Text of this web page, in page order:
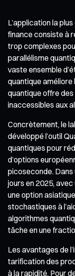
L’application la
finance consiste à
trop complexes
parallélisme
vaste ensemble
quantique améliore
quantique offre
inaccessibles aux
Concrètement, le
développé l’outil
quantiques pour
d’options
picoseconde. Dans
jours en 2025,
une option
stochastiques à
algorithmes
tâche en une
Les avantages de
tarification des
à la rapidité. Pour